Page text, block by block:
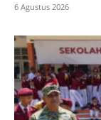
6 Agustus 2026